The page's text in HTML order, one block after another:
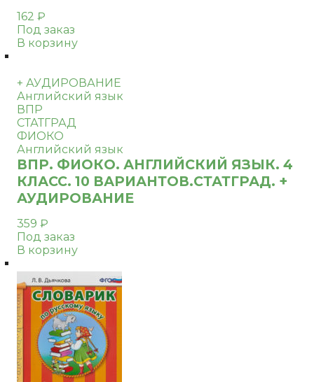
162 ₽
Под заказ
В корзину
+ АУДИРОВАНИЕ
Английский язык
ВПР
СТАТГРАД
ФИОКО
Английский язык
ВПР. ФИОКО. АНГЛИЙСКИЙ ЯЗЫК. 4
КЛАСС. 10 ВАРИАНТОВ.СТАТГРАД. +
АУДИРОВАНИЕ
359 ₽
Под заказ
В корзину